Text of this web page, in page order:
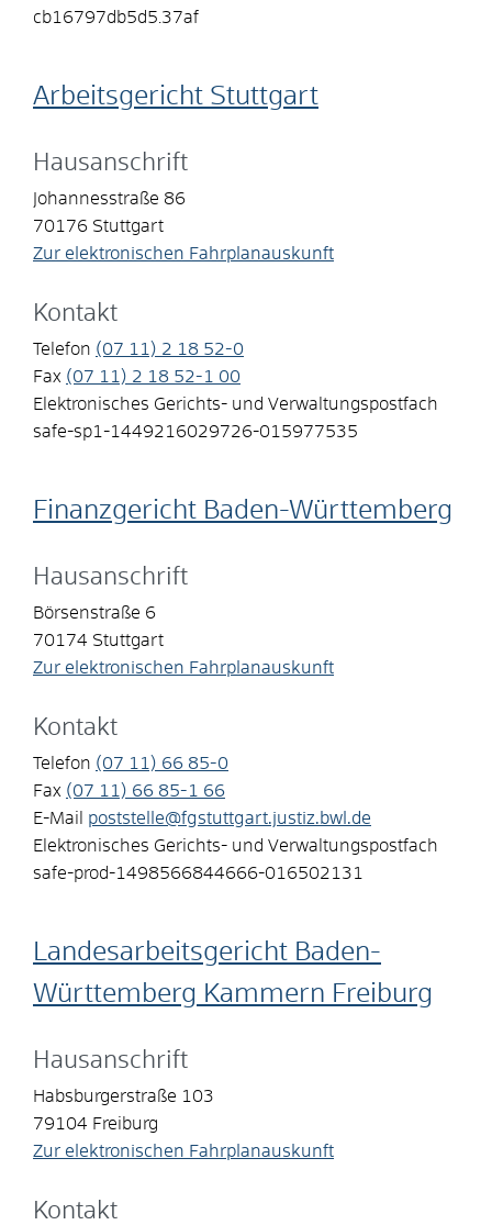
cb16797db5d5.37af
Arbeitsgericht Stuttgart
Hausanschrift
Johannesstraße 86
70176 Stuttgart
Zur elektronischen Fahrplanauskunft
Kontakt
Telefon (07 11) 2 18 52-0
Fax (07 11) 2 18 52-1
00
Elektronisches Gerichts- und Verwaltungspostfach
safe-sp1-1449216029726-015977535
Finanzgericht Baden-Württemberg
Hausanschrift
Börsenstraße 6
70174 Stuttgart
Zur elektronischen Fahrplanauskunft
Kontakt
Telefon (07 11) 66 85-0
Fax (07 11) 66 85-1
66
E-Mail
poststelle@fgstuttgart.justiz.bwl.de
Elektronisches Gerichts- und Verwaltungspostfach
safe-prod-1498566844666-016502131
Landesarbeitsgericht Baden-
Württemberg Kammern Freiburg
Hausanschrift
Habsburgerstraße 103
79104 Freiburg
Zur elektronischen Fahrplanauskunft
Kontakt